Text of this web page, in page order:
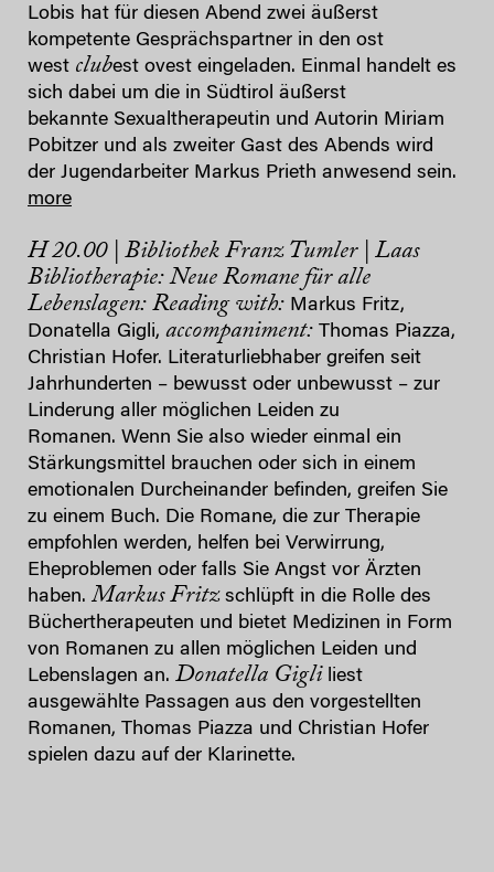
Lobis hat für diesen Abend zwei äußerst
kompetente Gesprächspartner in den ost
west clubest ovest eingeladen. Einmal handelt es
sich dabei um die in Südtirol äußerst
bekannte Sexualtherapeutin und Autorin Miriam
Pobitzer und als zweiter Gast des Abends wird
der Jugendarbeiter Markus Prieth anwesend sein.
more
H 20.00 | Bibliothek Franz Tumler | Laas
Bibliotherapie:Neue Romane für alle
Lebenslagen: Reading with: Markus Fritz,
Donatella Gigli, accompaniment: Thomas Piazza,
Christian Hofer. Literaturliebhaber greifen seit
Jahrhunderten – bewusst oder unbewusst – zur
Linderung aller möglichen Leiden zu
Romanen. Wenn Sie also wieder einmal ein
Stärkungsmittel brauchen oder sich in einem
emotionalen Durcheinander befinden, greifen Sie
zu einem Buch. Die Romane, die zur Therapie
empfohlen werden, helfen bei Verwirrung,
Eheproblemen oder falls Sie Angst vor Ärzten
haben. Markus Fritz schlüpft in die Rolle des
Büchertherapeuten und bietet Medizinen in Form
von Romanen zu allen möglichen Leiden und
Lebenslagen an. Donatella Gigli liest
ausgewählte Passagen aus den vorgestellten
Romanen, Thomas Piazza und Christian Hofer
spielen dazu auf der Klarinette.